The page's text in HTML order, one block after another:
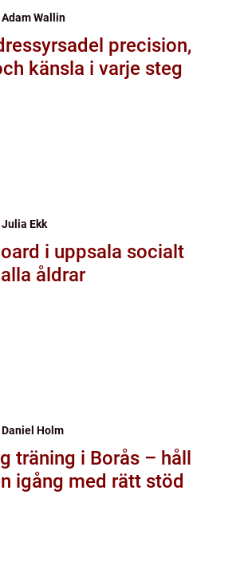
Adam Wallin
precision,
känsla i varje steg
Julia Ekk
i uppsala socialt
åldrar
Daniel Holm
träning i Borås – håll
igång med rätt stöd